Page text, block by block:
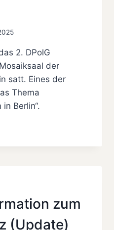
2. DPolG
der
satt. Eines der
Thema
Berlin“.
zum
(Update)